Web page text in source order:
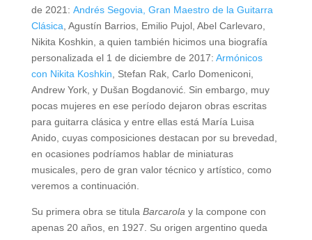
de 2021: Andrés Segovia, Gran Maestro de la Guitarra
Clásica , Agustín Barrios, Emilio Pujol, Abel Carlevaro,
Nikita Koshkin, a quien también hicimos una biografía
personalizada el 1 de diciembre de 2017: Armónicos
con Nikita Koshkin , Stefan Rak, Carlo Domeniconi,
Andrew York, y Dušan Bogdanović. Sin embargo, muy
pocas mujeres en ese período dejaron obras escritas
para guitarra clásica y entre ellas está María Luisa
Anido, cuyas composiciones destacan por su brevedad,
en ocasiones podríamos hablar de miniaturas
musicales, pero de gran valor técnico y artístico, como
veremos a continuación.
Su primera obra se titula Barcarola y la compone con
apenas 20 años, en 1927. Su origen argentino queda